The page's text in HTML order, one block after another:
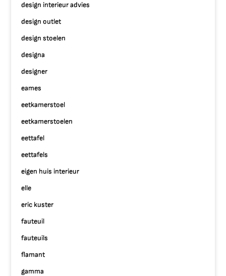
design interieur advies
design outlet
design stoelen
designa
designer
eames
eetkamerstoel
eetkamerstoelen
eettafel
eettafels
eigen huis interieur
elle
eric kuster
fauteuil
fauteuils
flamant
gamma